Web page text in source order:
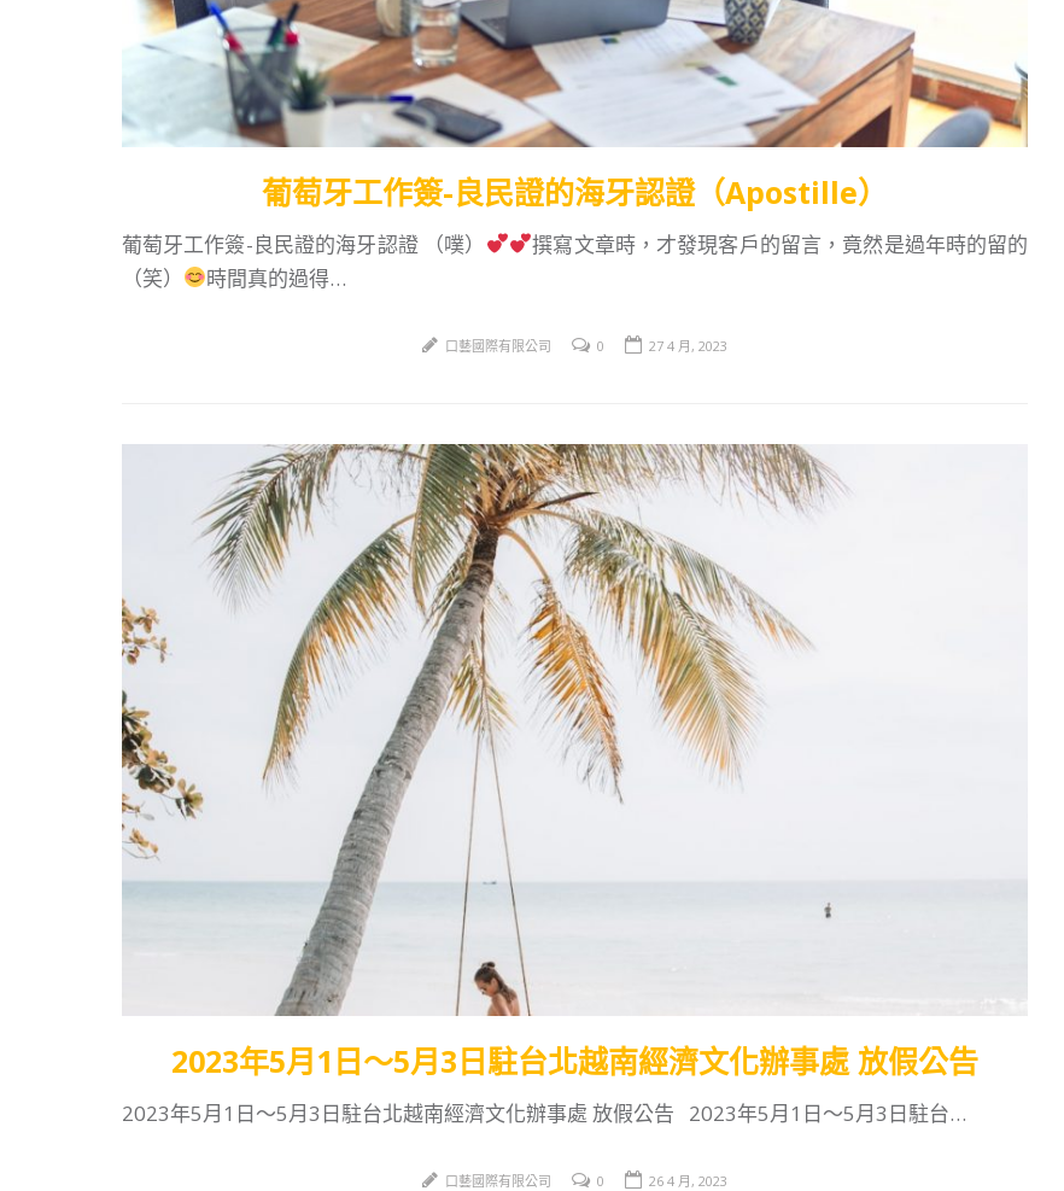
葡萄牙工作簽-良民證的海牙認證（Apostille）
葡萄牙工作簽-良民證的海牙認證 （噗）
撰寫文章時，才發現客戶的留言，竟然是過年時的留的
（笑）
時間真的過得…
口藝國際有限公司 0 27 4 月, 2023
2023年5月1日～5月3日駐台北越南經濟文化辦事處 放假公告
2023年5月1日～5月3日駐台北越南經濟文化辦事處 放假公告 2023年5月1日～5月3日駐台…
口藝國際有限公司 0 26 4 月, 2023